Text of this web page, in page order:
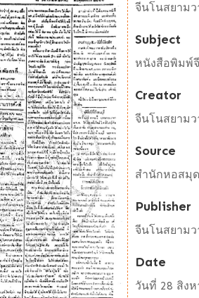
จีนโนสยาม
Subject
หนังสือพิมพ์
Creator
จีนโนสยาม
Source
สำนักหอสมุ
Publisher
จีนโนสยาม
Date
วันที่ 28 สิง